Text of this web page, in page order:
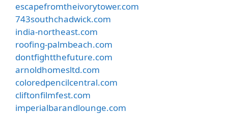
escapefromtheivorytower.com
743southchadwick.com
india-northeast.com
roofing-palmbeach.com
dontfightthefuture.com
arnoldhomesltd.com
coloredpencilcentral.com
cliftonfilmfest.com
imperialbarandlounge.com